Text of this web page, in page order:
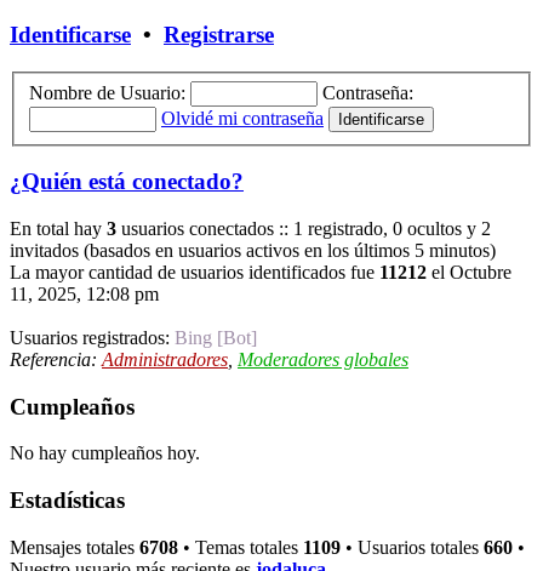
Identificarse • Registrarse
Nombre de Usuario:
Contraseña:
Olvidé mi contraseña
¿Quién está conectado?
En total hay 3 usuarios conectados :: 1 registrado, 0 ocultos y 2
invitados (basados en usuarios activos en los últimos 5 minutos)
La mayor cantidad de usuarios identificados fue 11212 el Octubre
11, 2025, 12:08 pm
Usuarios registrados: Bing [Bot]
Referencia: Administradores Moderadores globales
Cumpleaños
No hay cumpleaños hoy.
Estadísticas
Mensajes totales 6708 • Temas totales 1109 • Usuarios totales 660 •